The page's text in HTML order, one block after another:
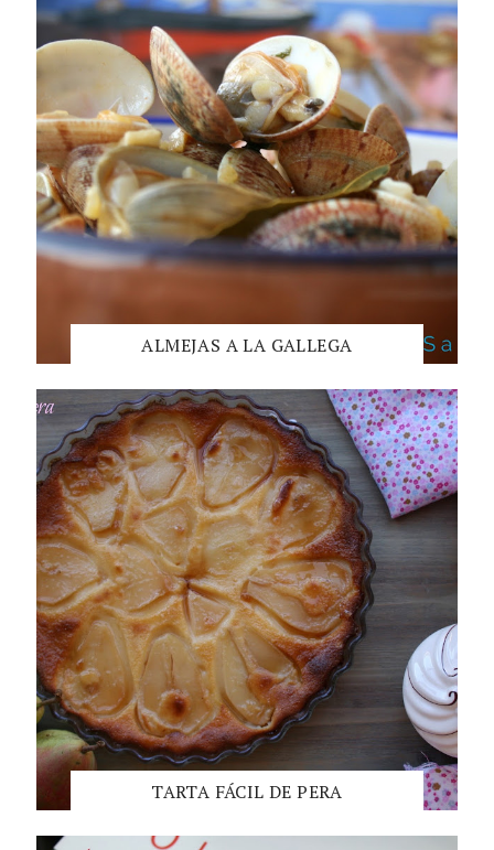
ALMEJAS A LA GALLEGA
TARTA FÁCIL DE PERA